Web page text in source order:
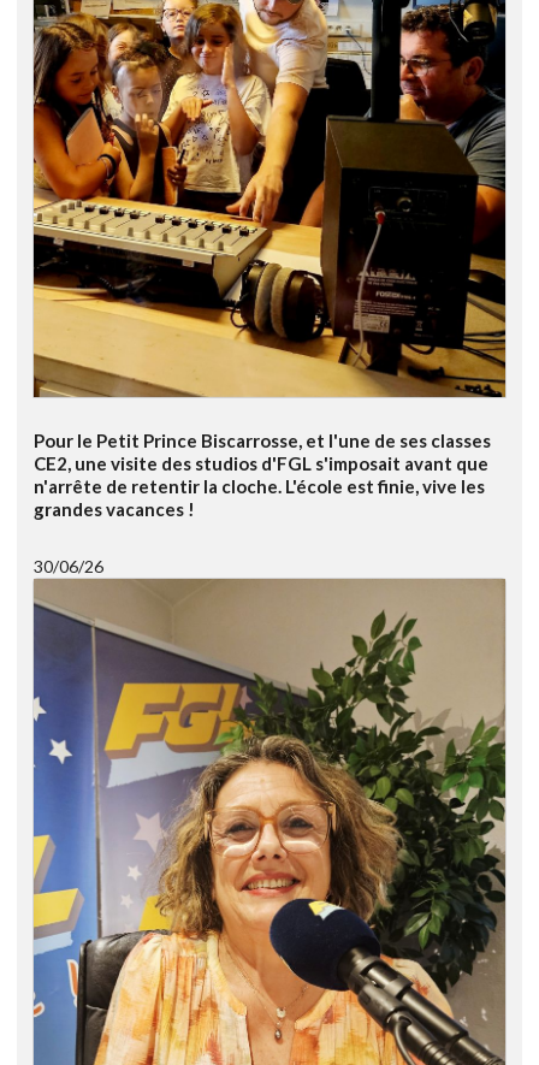
Pour le Petit Prince Biscarrosse, et l'une de ses classes
CE2, une visite des studios d'FGL s'imposait avant que
n'arrête de retentir la cloche. L'école est finie, vive les
grandes vacances !
30/06/26